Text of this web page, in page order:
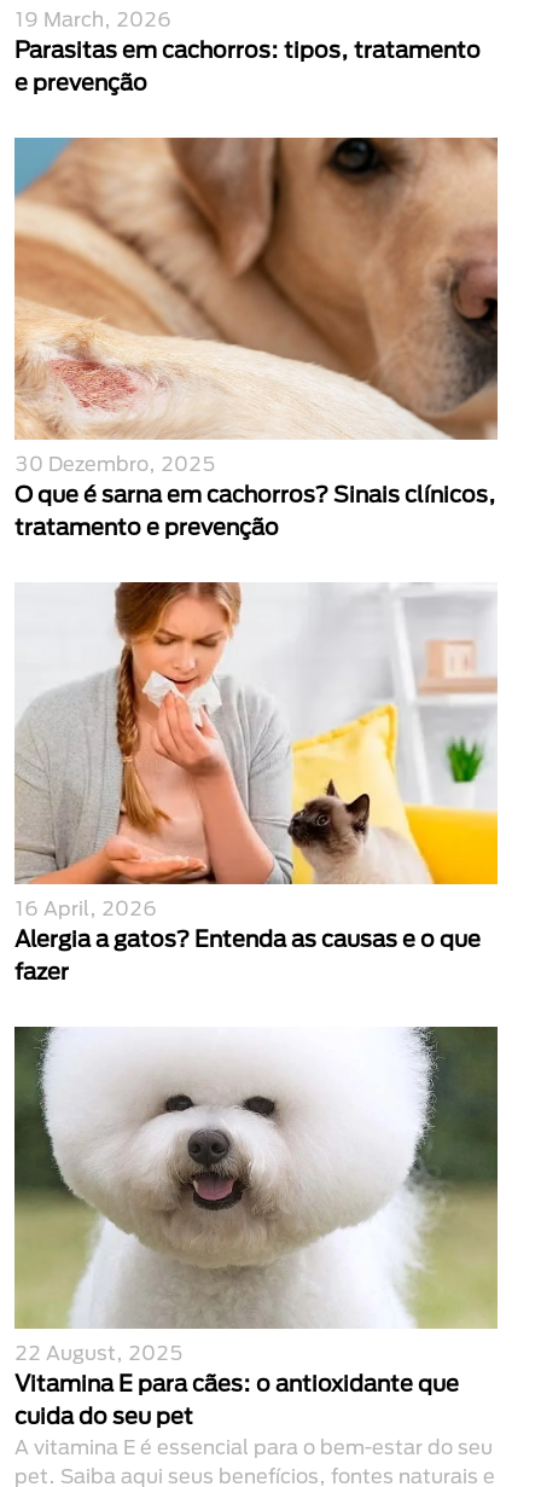
19 March, 2026
Parasitas em cachorros: tipos, tratamento
e prevenção
30 Dezembro, 2025
O que é sarna em cachorros? Sinais clínicos,
tratamento e prevenção
16 April, 2026
Alergia a gatos? Entenda as causas e o que
fazer
22 August, 2025
Vitamina E para cães: o antioxidante que
cuida do seu pet
A vitamina E é essencial para o bem-estar do seu
pet. Saiba aqui seus benefícios, fontes naturais e